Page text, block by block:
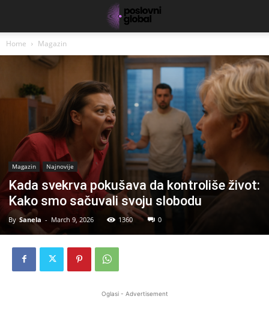
Home Magazin
Magazin Najnovije
Kada svekrva pokušava da kontroliše život:
Kako smo sačuvali svoju slobodu
By Sanela - March 9, 2026 1360 0
Oglasi - Advertisement